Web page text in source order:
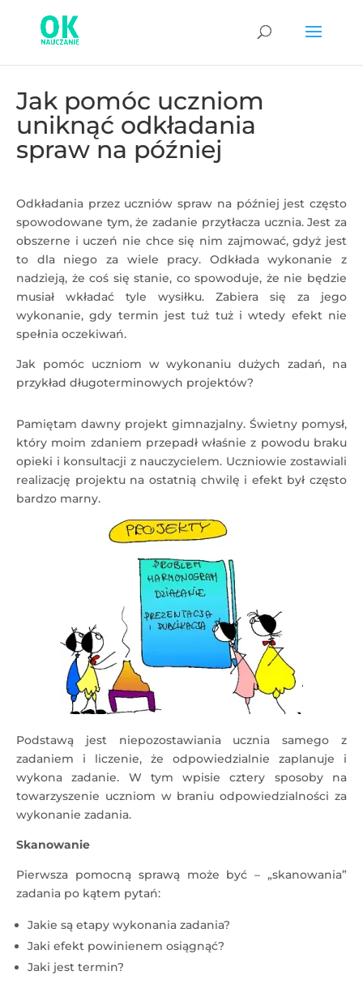
Jak pomóc uczniom
uniknąć odkładania
spraw na później
Odkładania przez uczniów spraw na później jest często
spowodowane tym, że zadanie przytłacza ucznia. Jest za
obszerne i uczeń nie chce się nim zajmować, gdyż jest
to dla niego za wiele pracy. Odkłada wykonanie z
nadzieją, że coś się stanie, co spowoduje, że nie będzie
musiał wkładać tyle wysiłku. Zabiera się za jego
wykonanie, gdy termin jest tuż tuż i wtedy efekt nie
spełnia oczekiwań.
Jak pomóc uczniom w wykonaniu dużych zadań, na
przykład długoterminowych projektów?
Pamiętam dawny projekt gimnazjalny. Świetny pomysł,
który moim zdaniem przepadł właśnie z powodu braku
opieki i konsultacji z nauczycielem. Uczniowie zostawiali
realizację projektu na ostatnią chwilę i efekt był często
bardzo marny.
Podstawą jest niepozostawiania ucznia samego z
zadaniem i liczenie, że odpowiedzialnie zaplanuje i
wykona zadanie. W tym wpisie cztery sposoby na
towarzyszenie uczniom w braniu odpowiedzialności za
wykonanie zadania.
Skanowanie
Pierwsza pomocną sprawą może być – „skanowania”
zadania po kątem pytań:
Jakie są etapy wykonania zadania?
Jaki efekt powinienem osiągnąć?
Jaki jest termin?